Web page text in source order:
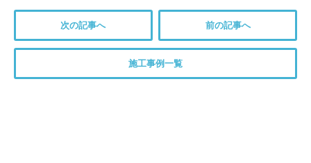
次の記事へ 前の記事へ
施工事例一覧